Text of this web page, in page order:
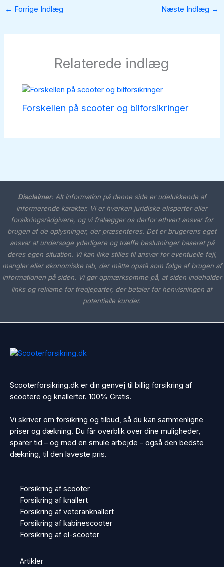
← Forrige Indlæg Næste Indlæg →
Relaterede indlæg
Forskellen på scooter og bilforsikringer
Disclaimer: Alt information på denne side er udelukkende af
informerende karakter. Vi er hverken juridiske eksperter eller
forsikringsrådgivere, og vi fralægger os derfor ethvert ansvar for
brugen af de oplysninger, der præsenteres. Det er brugerens eget
ansvar at undersøge yderligere og træffe beslutninger baseret på
deres egen situation. Vi kan ikke stilles til ansvar for eventuelle fejl,
mangler eller økonomiske tab, der måtte opstå som følge af brugen af
informationen på siden. Vi gør opmærksomme på, at siden indeholder
links og reklame for tredjeparter, der betaler for henvisningen af
potentielle kunder.
Scooterforsikring.dk er din genvej til billig forsikring af
scootere og knallerter. 100% Gratis.
Vi skriver om forsikring og tilbud, så du kan sammenligne
priser og dækning. Du får overblik over dine muligheder,
sparer tid – og med en smule arbejde – også den bedste
dækning, til den laveste pris.
Forsikring af scooter
Forsikring af knallert
Forsikring af veteranknallert
Forsikring af kabinescooter
Forsikring af el-scooter
Artikler